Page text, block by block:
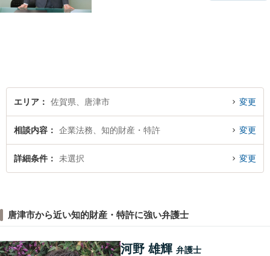
エリア 佐賀県、唐津市 変更
相談内容 企業法務、知的財産・特許 変更
詳細条件 未選択 変更
唐津市から近い知的財産・特許に強い弁護士
河野 雄輝 弁護士